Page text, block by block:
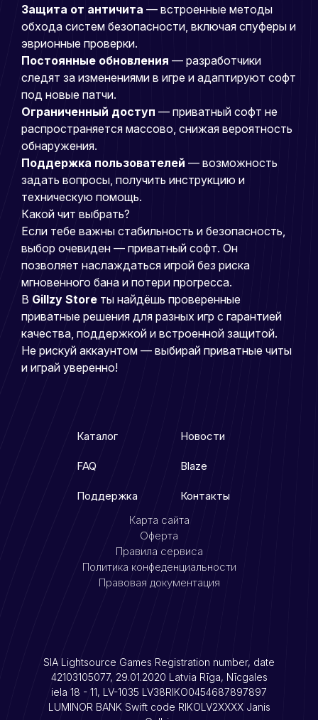
Защита от античита — встроенные методы
обхода систем безопасности, включая спуферы и
эврионные проверки.
Постоянные обновления — разработчики
следят за изменениями в игре и адаптируют софт
под новые патчи.
Ограниченный доступ — приватный софт не
распространяется массово, снижая вероятность
обнаружения.
Поддержка пользователей — возможность
задать вопросы, получить инструкцию и
техническую помощь.
Какой чит выбрать?
Если тебе важны стабильность и безопасность,
выбор очевиден — приватный софт. Он
позволяет наслаждаться игрой без риска
мгновенного бана и потери прогресса.
В Gillzy Store ты найдёшь проверенные
приватные решения для разных игр с гарантией
качества, поддержкой и встроенной защитой.
Не рискуй аккаунтом — выбирай приватные читы
и играй уверенно!
Каталог Новости
FAQ Blaze
Поддержка
Контакты
Карта сайта
Оферта
Правила сервиса
Политика конфеденциальности
Правовая документация
SIA Lightsource Games Registration number, date
42103105077, 29.01.2020 Latvia Rīga, Nīcgales
iela 18 - 11, LV-1035 LV38RIKO0454687897897
LUMINOR BANK Swift code RIKOLV2XXXX Janis